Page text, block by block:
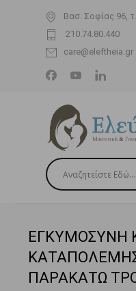
Βασ. Σοφίας 96,
210.74.80.440
care@eleftheia.gr
ΕΓΚΥΜΟΣΥΝΗ
ΠΑΡΑΚΑΤΩ